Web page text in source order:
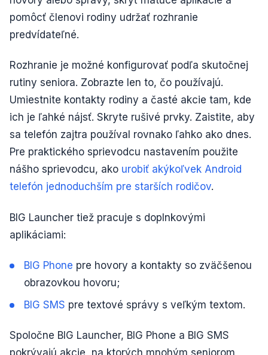
pomôcť členovi rodiny udržať rozhranie
predvídateľné.
Rozhranie je možné konfigurovať podľa skutočnej
rutiny seniora. Zobrazte len to, čo používajú.
Umiestnite kontakty rodiny a časté akcie tam, kde
ich je ľahké nájsť. Skryte rušivé prvky. Zaistite, aby
sa telefón zajtra používal rovnako ľahko ako dnes.
Pre praktického sprievodcu nastavením použite
nášho sprievodcu, ako urobiť akýkoľvek Android
telefón jednoduchším pre starších rodičov.
BIG Launcher tiež pracuje s doplnkovými
aplikáciami:
BIG Phone pre hovory a kontakty so zväčšenou
obrazovkou hovoru;
BIG SMS pre textové správy s veľkým textom.
Spoločne BIG Launcher, BIG Phone a BIG SMS